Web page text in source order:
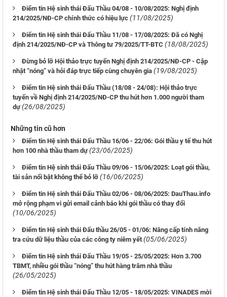
Điểm tin Hệ sinh thái Đấu Thầu 04/08 - 10/08/2025: Nghị định
214/2025/NĐ-CP chính thức có hiệu lực (11/08/2025)
Điểm tin Hệ sinh thái Đấu Thầu 11/08 - 17/08/2025: Đã có Nghị
định 214/2025/NĐ-CP và Thông tư 79/2025/TT-BTC (18/08/2025)
Đừng bỏ lỡ Hội thảo trực tuyến Nghị định 214/2025/NĐ-CP - Cập
nhật “nóng” và hỏi đáp trực tiếp cùng chuyên gia (19/08/2025)
Điểm tin Hệ sinh thái Đấu Thầu (18/08 - 24/08): Hội thảo trực
tuyến về Nghị định 214/2025/NĐ-CP thu hút hơn 1.000 người tham
dự (26/08/2025)
Những tin cũ hơn
Điểm tin Hệ sinh thái Đấu Thầu 16/06 - 22/06: Gói thầu y tế thu hút
hơn 100 nhà thầu tham dự (23/06/2025)
Điểm tin Hệ sinh thái Đấu Thầu 09/06 - 15/06/2025: Loạt gói thầu,
tài sản nổi bật không thể bỏ lỡ (16/06/2025)
Điểm tin Hệ sinh thái Đấu Thầu 02/06 - 08/06/2025: DauThau.info
mở rộng phạm vi gửi email cảnh báo khi gói thầu có thay đổi
(10/06/2025)
Điểm tin Hệ sinh thái Đấu thầu 26/05 - 01/06: Nâng cấp tính năng
tra cứu dữ liệu thầu của các công ty niêm yết (05/06/2025)
Điểm tin Hệ sinh thái Đấu Thầu 19/05 - 25/05/2025: Hơn 3.700
TBMT, nhiều gói thầu “nóng” thu hút hàng trăm nhà thầu
(26/05/2025)
Điểm tin Hệ sinh thái Đấu Thầu 12/05 - 18/05/2025: VINADES mời